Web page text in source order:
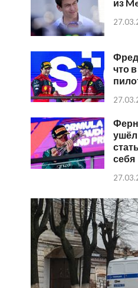
из
что
ушёл
себя